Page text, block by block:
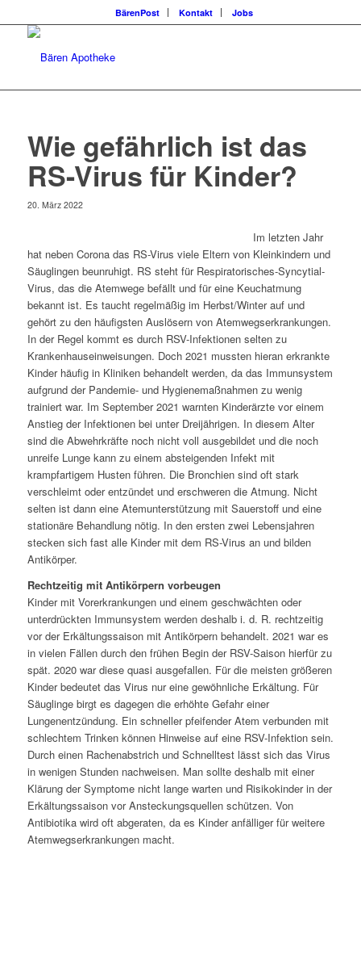
BärenPost Kontakt Jobs
Wie gefährlich ist das
RS-Virus für Kinder?
20. März 2022
Im letzten Jahr
hat neben Corona das RS-Virus viele Eltern von Kleinkindern und
Säuglingen beunruhigt. RS steht für Respiratorisches-Syncytial-
Virus, das die Atemwege befällt und für eine Keuchatmung
bekannt ist. Es taucht regelmäßig im Herbst/Winter auf und
gehört zu den häufigsten Auslösern von Atemwegserkrankungen.
In der Regel kommt es durch RSV-Infektionen selten zu
Krankenhauseinweisungen. Doch 2021 mussten hieran erkrankte
Kinder häufig in Kliniken behandelt werden, da das Immunsystem
aufgrund der Pandemie- und Hygienemaßnahmen zu wenig
trainiert war. Im September 2021 warnten Kinderärzte vor einem
Anstieg der Infektionen bei unter Dreijährigen. In diesem Alter
sind die Abwehrkräfte noch nicht voll ausgebildet und die noch
unreife Lunge kann zu einem absteigenden Infekt mit
krampfartigem Husten führen. Die Bronchien sind oft stark
verschleimt oder entzündet und erschweren die Atmung. Nicht
selten ist dann eine Atemunterstützung mit Sauerstoff und eine
stationäre Behandlung nötig. In den ersten zwei Lebensjahren
stecken sich fast alle Kinder mit dem RS-Virus an und bilden
Antikörper.
Rechtzeitig mit Antikörpern vorbeugen
Kinder mit Vorerkrankungen und einem geschwächten oder
unterdrückten Immunsystem werden deshalb i. d. R. rechtzeitig
vor der Erkältungssaison mit Antikörpern behandelt. 2021 war es
in vielen Fällen durch den frühen Begin der RSV-Saison hierfür zu
spät. 2020 war diese quasi ausgefallen. Für die meisten größeren
Kinder bedeutet das Virus nur eine gewöhnliche Erkältung. Für
Säuglinge birgt es dagegen die erhöhte Gefahr einer
Lungenentzündung. Ein schneller pfeifender Atem verbunden mit
schlechtem Trinken können Hinweise auf eine RSV-Infektion sein.
Durch einen Rachenabstrich und Schnelltest lässt sich das Virus
in wenigen Stunden nachweisen. Man sollte deshalb mit einer
Klärung der Symptome nicht lange warten und Risikokinder in der
Erkältungssaison vor Ansteckungsquellen schützen. Von
Antibiotika wird oft abgeraten, da es Kinder anfälliger für weitere
Atemwegserkrankungen macht.